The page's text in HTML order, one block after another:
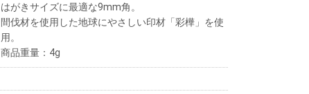
はがきサイズに最適な9mm角。
間伐材を使用した地球にやさしい印材「彩樺」を使
用。
商品重量：4g